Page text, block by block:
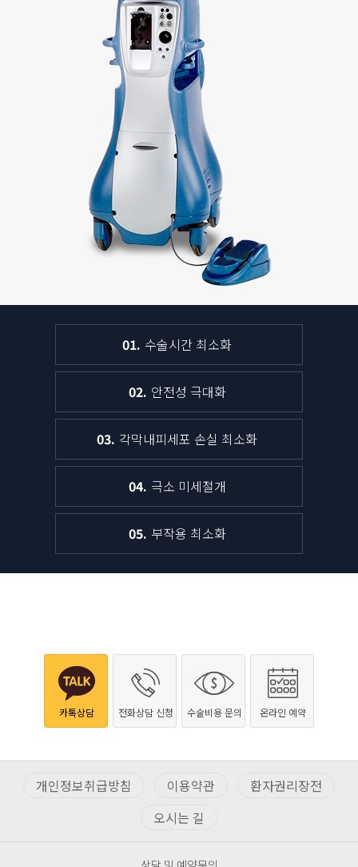
01 수술시간 최소화
02 안전성 극대화
03 각막내피세포 손실 최소화
04 극소 미세절개
05 부작용 최소화
카톡상담 전화상담 신청 수술비용 문의 온라인 예약
개인정보취급방침 이용약관
환자권리장전
오시는 길